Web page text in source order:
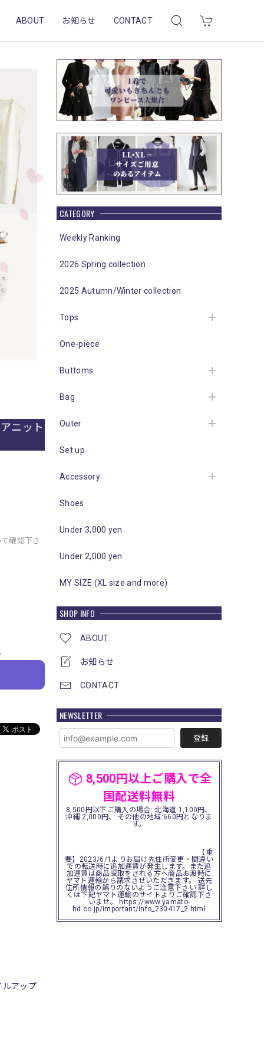
ABOUT お知らせ CONTACT
CATEGORY
Weekly Ranking
2026 Spring collection
2025 Autumn/Winter collection
Tops
One-piece
Buttoms
Bag
Outer
Set up
Accessory
Shoes
Under 3,000 yen
Under 2,000 yen
MY SIZE (XL size and more)
SHOP INFO
ABOUT
お知らせ
CONTACT
NEWSLETTER
登録
8,500円以上ご購入で全
国配送料無料
8,500円以下ご購入の場合: 北海道:1,100円、
沖縄:2,000円、 その他の地域:660円となりま
す。
【重
要】2023/6/1よりお届け先住所変更・間違い
での転送時に追加運賃が発生します。また追
加運賃は商品受取をされる方へ商品お渡時に
ヤマト運輸から請求させいただきます。 送先
住所情報の誤りのないようご注意下さい 詳し
くは下記ヤマト運輸のサイトよりご確認下さ
いませ。 https://www.yamato-
hd.co.jp/important/info_230417_2.html
ニット
確認下さ
ルアップ